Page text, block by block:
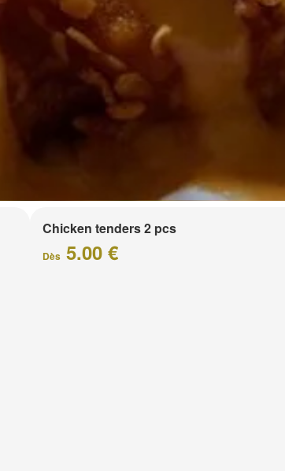
Chicken tenders 2 pcs
Dès 5.00 €